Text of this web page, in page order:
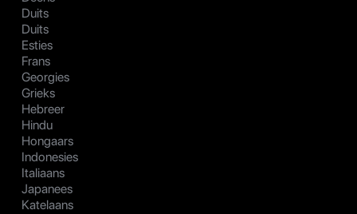
Duits
Duits
Esties
Frans
Georgies
Grieks
Hebreer
Hindu
Hongaars
Indonesies
Italiaans
Japanees
Katelaans